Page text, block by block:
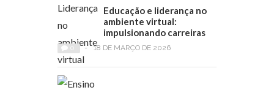
Educação e liderança no
ambiente virtual:
impulsionando carreiras
- 18 DE MARÇO DE 2026